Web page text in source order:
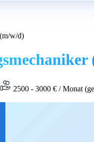
w/d)
2500 - 3000 € / Monat